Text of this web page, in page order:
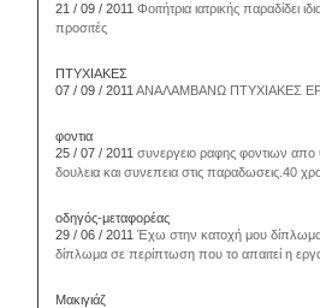
21 / 09 / 2011 Φοιτήτρια ιατρικής
προσιτές
ΠΤΥΧΙΑΚΕΣ
07 / 09 / 2011 ΑΝΑΛΑΜΒΑΝΩ ΠΤΥΧΙΑΚΕΣ
φοντια
25 / 07 / 2011 συνεργειο ραφης φοντιων
δουλεια και συνεπεια στις παραδωσεις.40
οδηγός-μεταφορέας
29 / 06 / 2011 Έχω στην κατοχή μου δίπλωμα
δίπλωμα σε περίπτωση που το απαιτεί η
Μακιγιάζ